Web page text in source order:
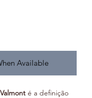
Available
é a definição